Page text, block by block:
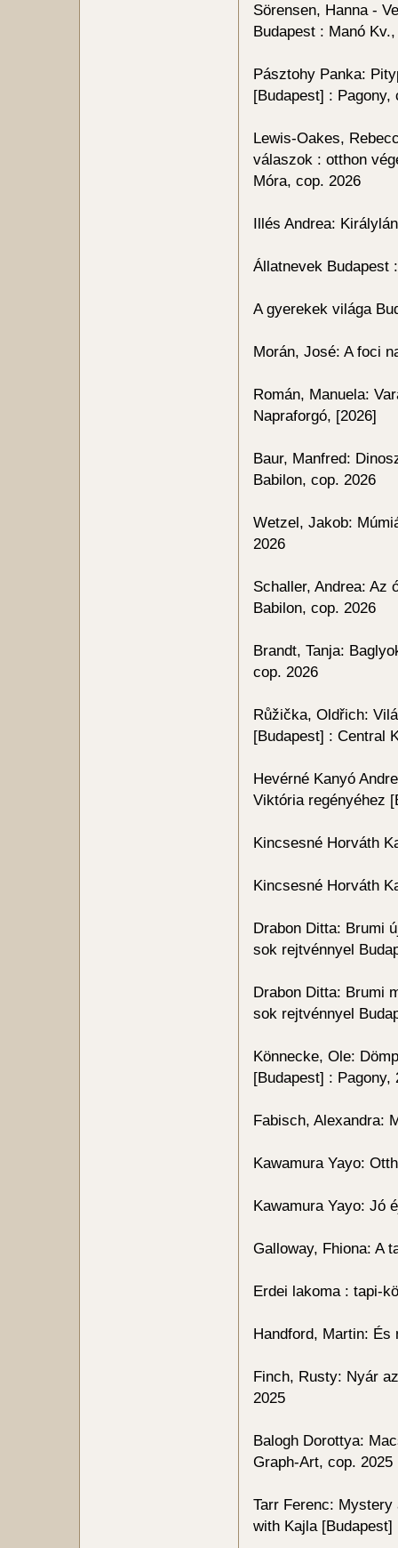
Sörensen, Hanna -
Budapest : Manó
Pásztohy Panka:
[Budapest] : Pagony,
Lewis-Oakes,
válaszok : otthon
Móra, cop. 2026
Illés Andrea:
Állatnevek Budapest
A gyerekek világa
Morán, José: A foci
Román, Manuela:
Napraforgó, [2026]
Baur, Manfred:
Babilon, cop. 2026
Wetzel, Jakob:
2026
Schaller, Andrea: Az
Babilon, cop. 2026
Brandt, Tanja:
cop. 2026
Růžička, Oldřich:
[Budapest] : Central
Hevérné Kanyó
Viktória regényéhez
Kincsesné Horváth
Kincsesné Horváth
Drabon Ditta: Brumi
sok rejtvénnyel
Drabon Ditta: Brumi
sok rejtvénnyel
Könnecke, Ole:
[Budapest] : Pagony,
Fabisch, Alexandra:
Kawamura Yayo:
Kawamura Yayo: Jó
Galloway, Fhiona: A
Erdei lakoma : tapi-
Handford, Martin: És
Finch, Rusty: Nyár
2025
Balogh Dorottya:
Graph-Art, cop. 2025
Tarr Ferenc:
with Kajla